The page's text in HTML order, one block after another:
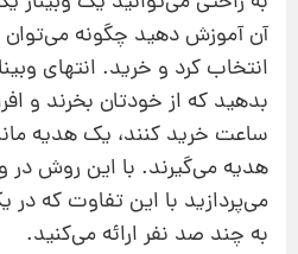
آن آموزش دهید چگونه
انتخاب کرد و خرید. انتهای
ساعت خرید کنند، یک هدیه
هدیه می‌گیرند. با این روش در
می‌پردازید با این تفاوت که
به چند صد نفر ارائه می‌کنید.